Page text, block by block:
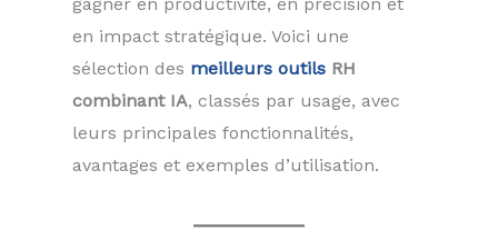
en impact stratégique. Voici une
sélection des meilleurs outils RH
combinant IA, classés par usage, avec
leurs principales fonctionnalités,
avantages et exemples d’utilisation.